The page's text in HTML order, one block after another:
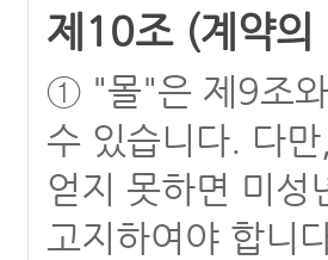
제10조 (계약의
① "몰"은 제9조와
수 있습니다. 다
얻지 못하면 미성
고지하여야 합니